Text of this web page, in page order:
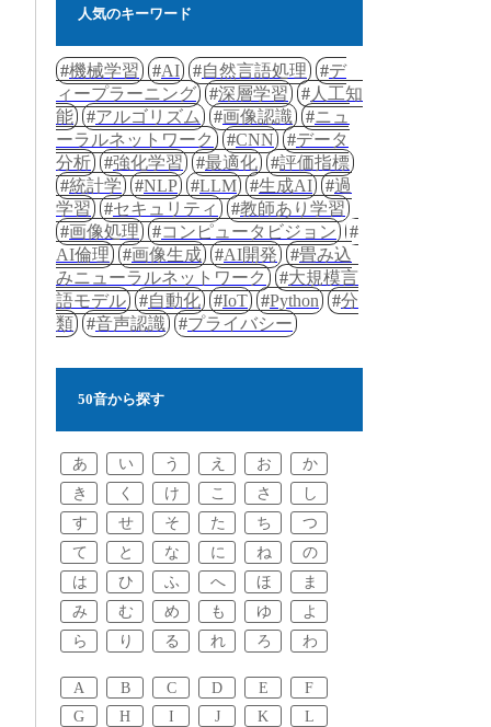
人気のキーワード
機械学習 AI 自然言語処理
デ
ィープラーニング
深層学習
人工知
能
アルゴリズム 画像認識
ニュ
ーラルネットワーク
CNN
データ
分析
強化学習 最適化
評価指標
統計学
NLP LLM 生成AI
過
学習
セキュリティ
教師あり学習
画像処理
コンピュータビジョン
AI倫理
画像生成 AI開発
畳み込
みニューラルネットワーク
大規模言
語モデル
自動化 IoT Python
分
類
音声認識 プライバシー
50音から探す
あ い う え お
か
き
く け こ さ
し
す
せ そ た ち
つ
て
と な に ね
の
は
ひ ふ へ ほ
ま
み
む め も ゆ
よ
ら
り る れ ろ わ
A B C D E
F
G
H I J K
L